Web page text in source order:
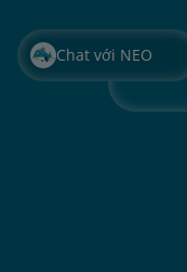
Chat với NEO